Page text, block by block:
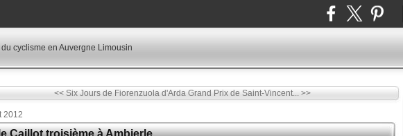
du cyclisme en Auvergne Limousin
<< Six Jours de Fiorenzuola d'Arda Grand Prix de Saint-Vincent... >>
2012
Caillot troisième à Ambierle